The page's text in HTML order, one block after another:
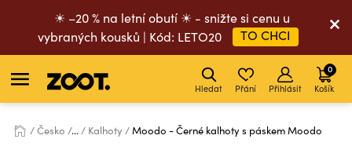
☀ –20 % na letní obutí ☀ - snižte si cenu u
vybraných kousků | Kód: LETO20
TO CHCI
Hledat Přání Přihlásit Košík
0
Česko ... Kalhoty Moodo - Černé kalhoty s páskem Moodo